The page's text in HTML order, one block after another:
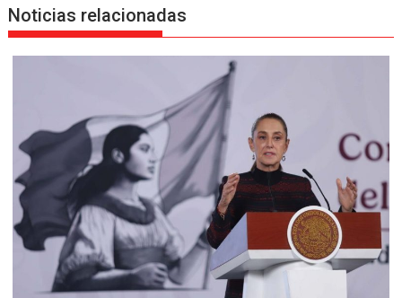
Noticias relacionadas